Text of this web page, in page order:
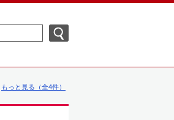
もっと見る（全4件）